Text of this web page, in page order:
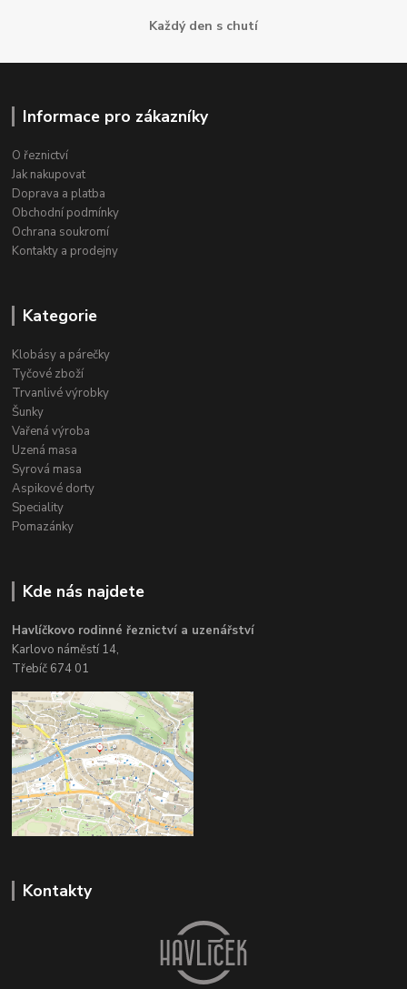
Každý den s chutí
Informace pro zákazníky
O řeznictví
Jak nakupovat
Doprava a platba
Obchodní podmínky
Ochrana soukromí
Kontakty a prodejny
Kategorie
Klobásy a párečky
Tyčové zboží
Trvanlivé výrobky
Šunky
Vařená výroba
Uzená masa
Syrová masa
Aspikové dorty
Speciality
Pomazánky
Kde nás najdete
Havlíčkovo rodinné řeznictví a uzenářství
Karlovo náměstí 14,
Třebíč 674 01
Kontakty